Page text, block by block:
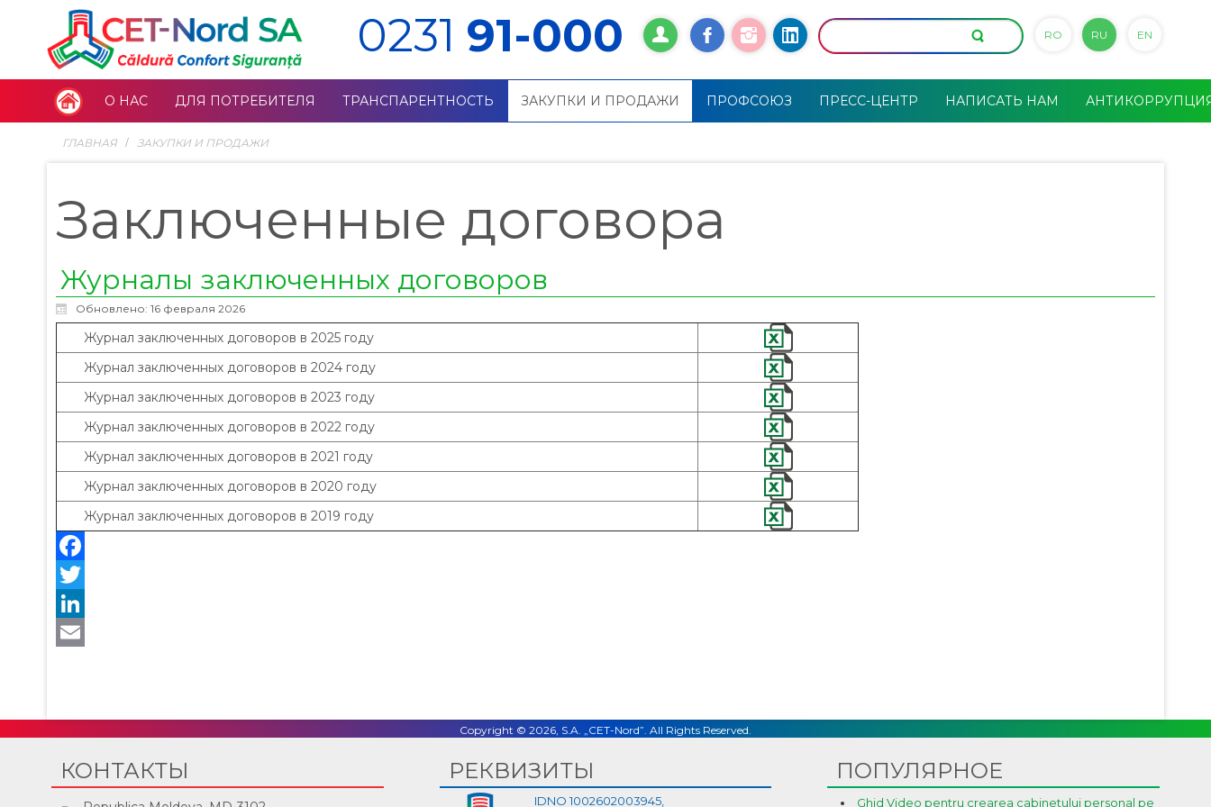
RO RU EN
0231 91-000
О НАС ДЛЯ ПОТРЕБИТЕЛЯ ТРАНСПАРЕНТНОСТЬ ЗАКУПКИ И ПРОДАЖИ ПРОФСОЮЗ ПРЕСС-ЦЕНТР НАПИСАТЬ НАМ
ГЛАВНАЯ ЗАКУПКИ И ПРОДАЖИ
Заключенные договора
Журналы заключенных договоров
Обновлено: 16 февраля 2026
Журнал заключенных договоров в 2025 году
Журнал заключенных договоров в 2024 году
Журнал заключенных договоров в 2023 году
Журнал заключенных договоров в 2022 году
Журнал заключенных договоров в 2021 году
Журнал заключенных договоров в 2020 году
Журнал заключенных договоров в 2019 году
Copyright © 2026, S.A. „CET-Nord”. All Rights Reserved.
КОНТАКТЫ РЕКВИЗИТЫ
IDNO 1002602003945,
ПОПУЛЯРНОЕ
Ghid Video pentru crearea cabinetului personal pe